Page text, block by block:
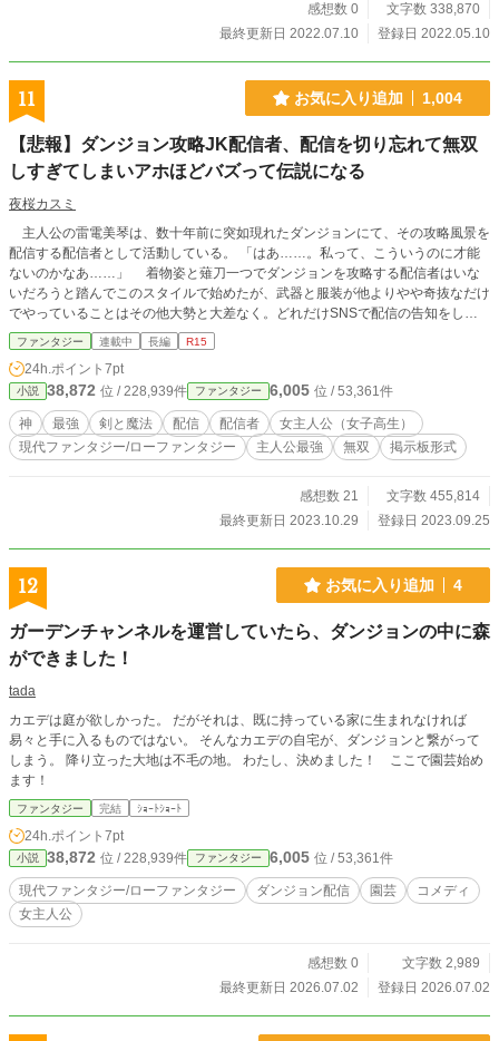
8話目から主人公が覚醒していきます 【注意】 この小説には、死の描写があり
ます。 苦手な方は避けた方が良いかもです……。 苦手な描写が唐突に来るとキ
ツイですもんね……。
感想数 0
文字数 338,870
最終更新日 2022.07.10
登録日 2022.05.10
11 お気に入り追加 1,004
【悲報】ダンジョン攻略JK配信者、配信を切り忘れて無双
しすぎてしまいアホほどバズって伝説になる
夜桜カスミ
主人公の雷電美琴は、数十年前に突如現れたダンジョンにて、その攻略風景を
配信する配信者として活動している。 「はあ……。私って、こういうのに才能
ないのかなあ……」 着物姿と薙刀一つでダンジョンを攻略する配信者はいな
いだろうと踏んでこのスタイルで始めたが、武器と服装が他よりやや奇抜なだけ
でやっていることはその他大勢と大差なく。どれだけSNSで配信の告知をして
も、サムネイルを凝っても観にきてくれる視聴者の数は常に一桁にとどまってい
た。 そんなある日、いつも通りダンジョンに潜ってモンスターを薙刀一つで
バッサバッサ薙ぎ倒していく配信をして、いつも通り同時接続者は一人からゼロ
のまま過ごし、心が折れかけたので早めに切り上げて家に戻ろうと配信を終わら
せる準備をした。 その時、ダンジョンに潜って探索する探索者の三人組パー
ティが、大型モンスターの軍勢に襲われているのを目撃した。 「逃げろ！ ス
タンピードだ！」 「どいて。今、私、とってもむしゃくしゃしているの」 ど
べて人目を引くようなサムネイルにしても効果はなかった。 必死に頑張って
も伸びず、一ヶ月ぶりに送られたコメントに批判されて、ストレスはマッハで溜
う一方的に、蹂躙という言葉がぴったりなほど徹底的に薙ぎ倒していった。
「はあ、こんな八つ当たりしたって、再生数も登録者も伸びやしないのに。何や
ってんだか……」 モンスターだったもの達の残骸のそばでため息を吐き、黙
って立ち去る美琴。 「大型モンスターのスタンピードを、たった一人で全部倒
した！？」 「なんだよあの雷撃！？ 消し炭どころか消滅しちゃってんじゃ
ん！？」 「あの女の子、一体何者！？」 一方で、助けられた三人組は登録者
いモンスターを相手に戦える実力者達だった。 そんな三人組でも逃げるしか
できなかったモンスターの軍勢、スタンピードを蹂躙という表現以外つけられな
いほど一方的に倒した美琴の姿は、ばっちりとその配信と、美琴が切り忘れた自
分の配信に映っていた。 「消えたと思ったらモンスターが細切れに！？」 「な
んだ今の動き！？ というかこの雷は何！？」 「この子は一体なんなんだ！
きは瞬く間に拡散されていき、美琴がぐっすりとベッドの上で眠っている間にバ
ズりにバズりまくっていき、朝起きたら『雷神少女』という名前と共に伝説とな
っていたのだった。 ※小説家になろうとカクヨムにも掲載しています
ファンタジー 連載中 長編 R15
24h.ポイント 7pt
小説 38,872 位 / 228,939件 ファンタジー 6,005 位 / 53,361件
神 最強 剣と魔法 配信 配信者
女主人公（女子高生）
現代ファンタジー/ローファンタジー
主人公最強 無双 掲示板形式
感想数 21
文字数 455,814
最終更新日 2023.10.29
登録日 2023.09.25
12 お気に入り追加 4
ガーデンチャンネルを運営していたら、ダンジョンの中に森
ができました！
tada
カエデは庭が欲しかった。 だがそれは、既に持っている家に生まれなければ
易々と手に入るものではない。 そんなカエデの自宅が、ダンジョンと繋がって
しまう。 降り立った大地は不毛の地。 わたし、決めました！ ここで園芸始め
ます！
ファンタジー 完結 ｼｮｰﾄｼｮｰﾄ
24h.ポイント 7pt
小説 38,872 位 / 228,939件 ファンタジー 6,005 位 / 53,361件
現代ファンタジー/ローファンタジー ダンジョン配信 園芸
コメディ
女主人公
感想数 0
文字数 2,989
最終更新日 2026.07.02
登録日 2026.07.02